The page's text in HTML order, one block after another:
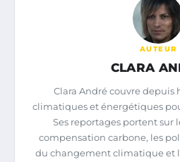
AUTEUR
CLARA
Clara André couvre depuis
climatiques et énergétiques
Ses reportages portent sur
compensation carbone, les
du changement climatique et